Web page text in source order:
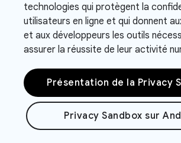
technologies qui protègent la
utilisateurs en ligne et qui donnent
et aux développeurs les outils
assurer la réussite de leur activité
Présentation de la Privacy
Privacy Sandbox sur